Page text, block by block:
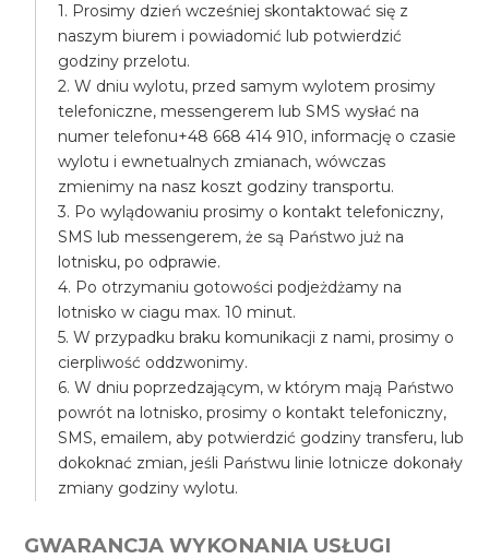
1. Prosimy dzień wcześniej skontaktować się z
naszym biurem i powiadomić lub potwierdzić
godziny przelotu.
2. W dniu wylotu, przed samym wylotem prosimy
telefoniczne, messengerem lub SMS wysłać na
numer telefonu+48 668 414 910, informację o czasie
wylotu i ewnetualnych zmianach, wówczas
zmienimy na nasz koszt godziny transportu.
3. Po wylądowaniu prosimy o kontakt telefoniczny,
SMS lub messengerem, że są Państwo już na
lotnisku, po odprawie.
4. Po otrzymaniu gotowości podjeżdżamy na
lotnisko w ciagu max. 10 minut.
5. W przypadku braku komunikacji z nami, prosimy o
cierpliwość oddzwonimy.
6. W dniu poprzedzającym, w którym mają Państwo
powrót na lotnisko, prosimy o kontakt telefoniczny,
SMS, emailem, aby potwierdzić godziny transferu, lub
dokoknać zmian, jeśli Państwu linie lotnicze dokonały
zmiany godziny wylotu.
GWARANCJA WYKONANIA USŁUGI